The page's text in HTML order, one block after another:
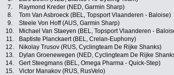
7.
Raymond Kreder (NED, Garmin Sharp)
8.
Tom Van Asbroeck (BEL, Topsport Vlaanderen - Baloise)
9.
Steele Von Hoff (AUS, Garmin Sharp)
10.
Michael Van Staeyen (BEL, Topsport Vlaanderen -
11.
Baptiste Planckaert (BEL, Crelan-Euphony)
12.
Nikolay Trusov (RUS, Cyclingteam De Rijke Shanks)
13.
Dylan Groenewegen (NED, Cyclingteam De Rijke
14.
Gert Steegmans (BEL, Omega Pharma - Quick-Step)
15.
Victor Manakov (RUS, RusVelo)